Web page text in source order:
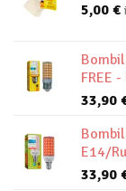
5,00 €
FREE
33,90
E14/
33,90